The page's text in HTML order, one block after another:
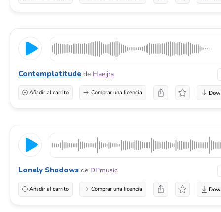
Contemplatitude de Haeijra
Añadir al carrito Comprar una licencia
Lonely Shadows de DPmusic
Añadir al carrito Comprar una licencia